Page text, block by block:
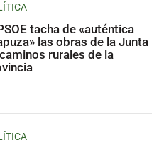
tacha de «auténtica
las obras de la Junta
rurales de la